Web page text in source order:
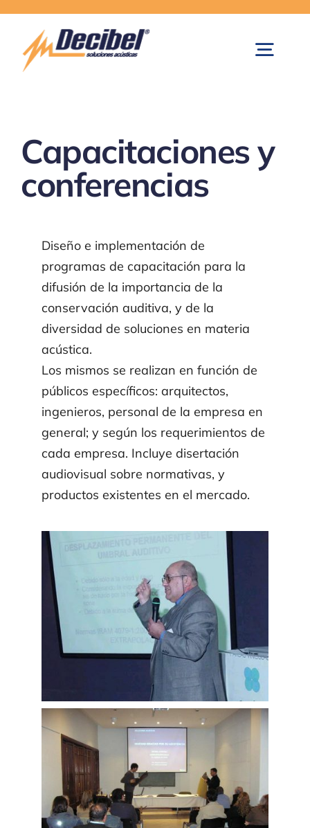
content
Paredes Móviles Acústicas
Equipos de Medición
Contacto
Institucional
Capacitaciones y
conferencias
Diseño e implementación de
programas de capacitación para la
difusión de la importancia de la
conservación auditiva, y de la
diversidad de soluciones en materia
acústica.
Los mismos se realizan en función de
públicos específicos: arquitectos,
ingenieros, personal de la empresa en
general; y según los requerimientos de
cada empresa. Incluye disertación
audiovisual sobre normativas, y
productos existentes en el mercado.